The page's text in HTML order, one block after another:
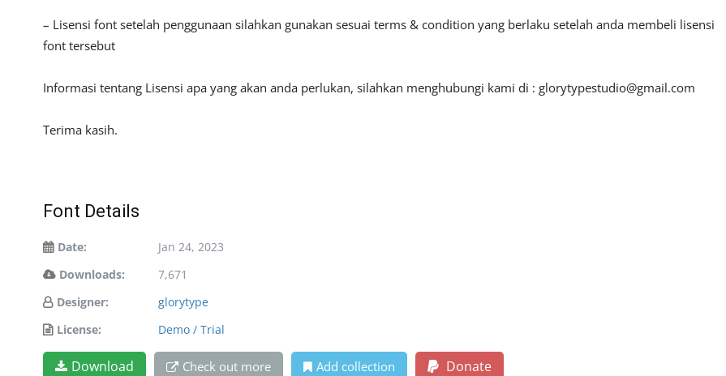
– Lisensi font setelah penggunaan silahkan gunakan sesuai terms & condition yang berlaku setelah anda membeli lisensi
font tersebut
Informasi tentang Lisensi apa yang akan anda perlukan, silahkan menghubungi kami di : glorytypestudio@gmail.com
Terima kasih.
Font Details
Date:
Jan 24, 2023
Downloads:
7,671
Designer:
glorytype
License:
Demo / Trial
Download Check out more Add collection Donate